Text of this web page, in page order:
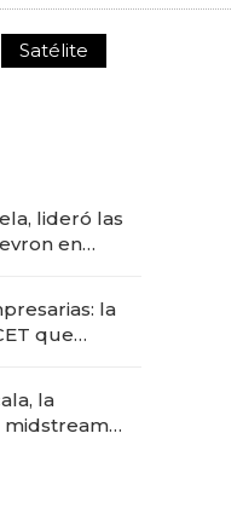
Satélite
lideró las
en
la
que
la
midstream